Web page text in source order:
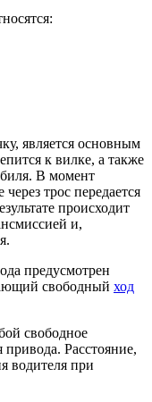
является основным
к вилке, а также
В момент
трос передается
происходит
и,
предусмотрен
свободный ход
свободное
Расстояние,
водителя при